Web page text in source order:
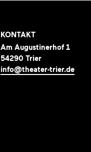
KONTAKT
Am Augustinerhof 1
54290 Trier
info@theater-trier.de